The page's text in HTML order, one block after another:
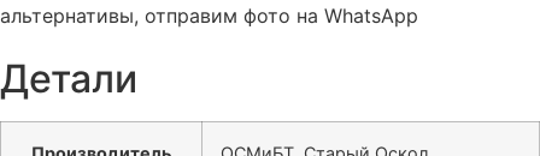
альтернативы, отправим фото на WhatsApp
Детали